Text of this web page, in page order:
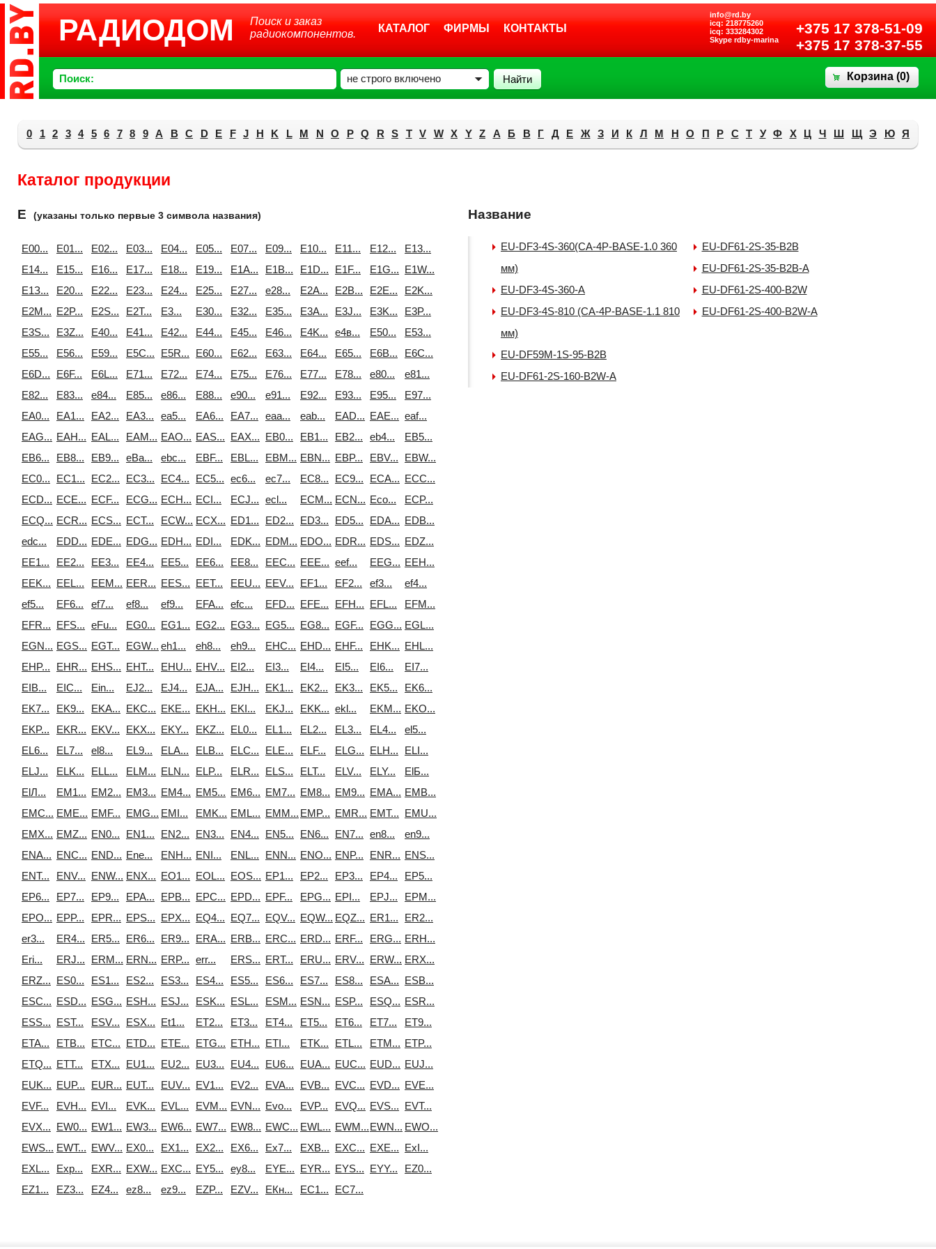
РАДИОДОМ
Поиск и заказ
радиокомпонентов.
КАТАЛОГ ФИРМЫ КОНТАКТЫ
+375 17 378-51-09
+375 17 378-37-55
info@rd.by
icq: 218775260
icq: 333284302
Skype rdby-marina
Поиск: не строго включено Корзина (0)
0 1 2 3 4 5 6 7 8 9 A B C D E F J H K L M N O P Q R S T V W X Y Z А Б В Г Д E Ж З И К Л М Н О П Р С Т У Ф Х Ц Ч Ш Щ Э Ю Я
Каталог продукции
E (указаны только первые 3 символа названия)
E00... E01... E02... E03... E04... E05... E07... E09... E10... E11... E12...
E13...
E14...
E15... E16... E17... E18... E19... E1A... E1B... E1D... E1F... E1G... E1W...
E1З...
E20... E22... E23... E24... E25... E27... e28... E2A... E2B... E2E...
E2K...
E2M... E2P... E2S... E2T... E3... E30... E32... E35... E3A... E3J... E3K...
E3P...
E3S...
E3Z... E40... E41... E42... E44... E45... E46... E4K... e4в... E50...
E53...
E55...
E56... E59... E5C... E5R... E60... E62... E63... E64... E65... E6B...
E6C...
E6D...
E6F... E6L... E71... E72... E74... E75... E76... E77... E78... e80...
e81...
E82...
E83... e84... E85... e86... E88... e90... e91... E92... E93... E95...
E97...
EA0...
EA1... EA2... EA3... ea5... EA6... EA7... eaa... eab... EAD... EAE... eaf...
EAG... EAH... EAL... EAM... EAO... EAS... EAX... EB0... EB1... EB2... eb4...
EB5...
EB6...
EB8... EB9... eBa... ebc... EBF... EBL... EBM... EBN... EBP... EBV...
EBW...
EC0...
EC1... EC2... EC3... EC4... EC5... ec6... ec7... EC8... EC9... ECA... ECC...
ECD... ECE... ECF... ECG... ECH... ECI... ECJ... ecl... ECM... ECN... Eco...
ECP...
ECQ... ECR... ECS... ECT... ECW... ECX... ED1... ED2... ED3... ED5... EDA... EDB...
edc...
EDD... EDE... EDG... EDH... EDI... EDK... EDM... EDO... EDR... EDS... EDZ...
EE1...
EE2... EE3... EE4... EE5... EE6... EE8... EEC... EEE... eef... EEG... EEH...
EEK... EEL... EEM... EER... EES... EET... EEU... EEV... EF1... EF2... ef3...
ef4...
ef5...
EF6... ef7... ef8... ef9... EFA... efc... EFD... EFE... EFH... EFL...
EFM...
EFR... EFS... eFu... EG0... EG1... EG2... EG3... EG5... EG8... EGF... EGG... EGL...
EGN... EGS... EGT... EGW... eh1... eh8... eh9... EHC... EHD... EHF... EHK... EHL...
EHP...
EHR... EHS... EHT... EHU... EHV... EI2... EI3... EI4... EI5... EI6...
EI7...
EIB...
EIC... Ein... EJ2... EJ4... EJA... EJH... EK1... EK2... EK3... EK5...
EK6...
EK7...
EK9... EKA... EKC... EKE... EKH... EKI... EKJ... EKK... ekl... EKM... EKO...
EKP...
EKR... EKV... EKX... EKY... EKZ... EL0... EL1... EL2... EL3... EL4...
el5...
EL6...
EL7... el8... EL9... ELA... ELB... ELC... ELE... ELF... ELG... ELH...
ELI...
ELJ...
ELK... ELL... ELM... ELN... ELP... ELR... ELS... ELT... ELV... ELY...
ElБ...
ElЛ...
EM1... EM2... EM3... EM4... EM5... EM6... EM7... EM8... EM9... EMA... EMB...
EMC... EME... EMF... EMG... EMI... EMK... EML... EMM... EMP... EMR... EMT... EMU...
EMX... EMZ... EN0... EN1... EN2... EN3... EN4... EN5... EN6... EN7... en8...
en9...
ENA... ENC... END... Ene... ENH... ENI... ENL... ENN... ENO... ENP... ENR... ENS...
ENT...
ENV... ENW... ENX... EO1... EOL... EOS... EP1... EP2... EP3... EP4...
EP5...
EP6...
EP7... EP9... EPA... EPB... EPC... EPD... EPF... EPG... EPI... EPJ...
EPM...
EPO... EPP... EPR... EPS... EPX... EQ4... EQ7... EQV... EQW... EQZ... ER1...
ER2...
er3...
ER4... ER5... ER6... ER9... ERA... ERB... ERC... ERD... ERF... ERG... ERH...
Eri...
ERJ... ERM... ERN... ERP... err... ERS... ERT... ERU... ERV... ERW... ERX...
ERZ... ES0... ES1... ES2... ES3... ES4... ES5... ES6... ES7... ES8... ESA... ESB...
ESC... ESD... ESG... ESH... ESJ... ESK... ESL... ESM... ESN... ESP... ESQ... ESR...
ESS... EST... ESV... ESX... Et1... ET2... ET3... ET4... ET5... ET6... ET7...
ET9...
ETA...
ETB... ETC... ETD... ETE... ETG... ETH... ETI... ETK... ETL... ETM... ETP...
ETQ... ETT... ETX... EU1... EU2... EU3... EU4... EU6... EUA... EUC... EUD... EUJ...
EUK... EUP... EUR... EUT... EUV... EV1... EV2... EVA... EVB... EVC... EVD... EVE...
EVF...
EVH... EVI... EVK... EVL... EVM... EVN... Evo... EVP... EVQ... EVS... EVT...
EVX... EW0... EW1... EW3... EW6... EW7... EW8... EWC... EWL... EWM...EWN... EWO...
EWS... EWT... EWV... EX0... EX1... EX2... EX6... Ex7... EXB... EXC... EXE... ExI...
EXL...
Exp... EXR... EXW... EXС... EY5... ey8... EYE... EYR... EYS... EYY...
EZ0...
EZ1...
EZ3... EZ4... ez8... ez9... EZP... EZV... EКн... EС1... EС7...
Название
EU-DF3-4S-360(CA-4P-BASE-1.0 360
мм)
EU-DF3-4S-360-A
EU-DF3-4S-810 (CA-4P-BASE-1.1 810
мм)
EU-DF59M-1S-95-B2B
EU-DF61-2S-160-B2W-A
EU-DF61-2S-35-B2B
EU-DF61-2S-35-B2B-A
EU-DF61-2S-400-B2W
EU-DF61-2S-400-B2W-A